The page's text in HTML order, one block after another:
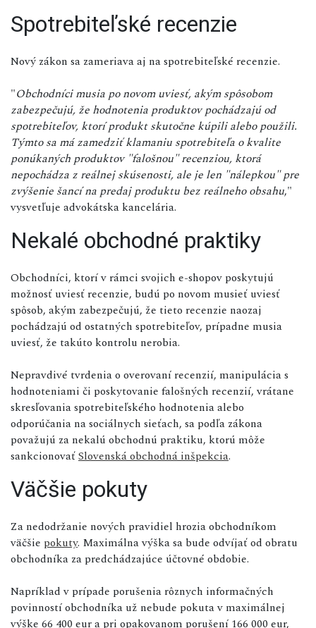
Spotrebiteľské recenzie
Nový zákon sa zameriava aj na spotrebiteľské recenzie.
"Obchodníci musia po novom uviesť, akým spôsobom
zabezpečujú, že hodnotenia produktov pochádzajú od
spotrebiteľov, ktorí produkt skutočne kúpili alebo použili.
Týmto sa má zamedziť klamaniu spotrebiteľa o kvalite
ponúkaných produktov "falošnou" recenziou, ktorá
nepochádza z reálnej skúsenosti, ale je len "nálepkou" pre
zvýšenie šancí na predaj produktu bez reálneho obsahu,"
vysvetľuje advokátska kancelária.
Nekalé obchodné praktiky
Obchodníci, ktorí v rámci svojich e-shopov poskytujú
možnosť uviesť recenzie, budú po novom musieť uviesť
spôsob, akým zabezpečujú, že tieto recenzie naozaj
pochádzajú od ostatných spotrebiteľov, prípadne musia
uviesť, že takúto kontrolu nerobia.
Nepravdivé tvrdenia o overovaní recenzií, manipulácia s
hodnoteniami či poskytovanie falošných recenzií, vrátane
skresľovania spotrebiteľského hodnotenia alebo
odporúčania na sociálnych sieťach, sa podľa zákona
považujú za nekalú obchodnú praktiku, ktorú môže
sankcionovaťSlovenská obchodná inšpekcia.
Väčšie pokuty
Za nedodržanie nových pravidiel hrozia obchodníkom
väčšie pokuty. Maximálna výška sa bude odvíjať od obratu
obchodníka za predchádzajúce účtovné obdobie.
Napríklad v prípade porušenia rôznych informačných
povinností obchodníka už nebude pokuta v maximálnej
výške 66 400 eur a pri opakovanom porušení 166 000 eur,